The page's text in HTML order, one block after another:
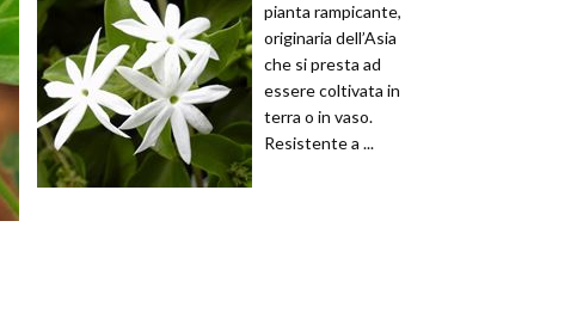
pianta rampicante,
originaria dell’Asia
che si presta ad
essere coltivata in
terra o in vaso.
Resistente a ...